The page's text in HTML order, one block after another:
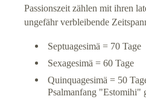
Passionszeit zählen mit ihren
ungefähr verbleibende
Septuagesimä = 70 Tage
Sexagesimä = 60 Tage
Quinquagesimä = 50
Psalmanfang "Estomihi"